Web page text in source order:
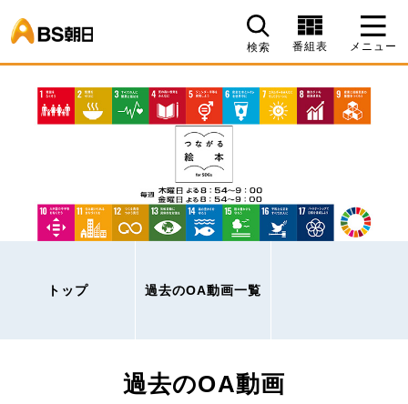
検索 番組表 メニュー
トップ 過去のOA動画一覧
過去のOA動画